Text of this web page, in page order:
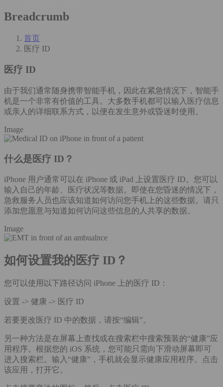
Breadcrumb
首页
医疗 ID
医疗 ID
由于我们通常随身携带智能手机，因此在紧急情况下，智能手
机是一个非常有价值的工具。大多数手机都可以输入医疗信息
或亲人的详细联系方式，以便在发生意外或昏迷时使用。
Image
什么是医疗 ID？
iPhone 用户通常可以在 iPhone 或 iPad 上设置医疗 ID。您可以
输入自己的年龄、医疗状况等数据。即使在您昏迷的情况下，
急救服务人员也应该知道如何访问您手机上的这些数据。请只
添加您愿意与知道如何访问这些信息的人共享的数据。
Image
如何设置我的医疗 ID？
您可以使用以下路径访问 iPhone 上的医疗 ID：
设置 -> 健康 -> 医疗 ID
若要更改医疗 ID 中的数据，请按“编辑”。
另一种方法是在屏幕上查找或在搜索栏中搜索预装的“健康”应
用程序。根据您的 iOS 系统，您可能只需向下滑动屏幕即可
进入搜索栏。输入“健康”，手机就会显示健康应用程序。点击
该应用，打开它。